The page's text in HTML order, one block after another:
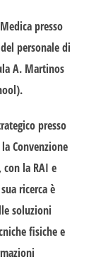
presso
personale di
A. Martinos
presso
Convenzione
la RAI e
ricerca è
soluzioni
fisiche e